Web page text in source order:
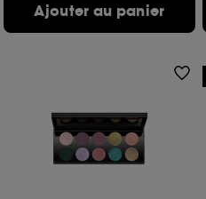
Ajouter au panier